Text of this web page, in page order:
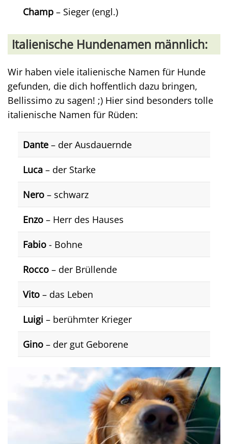
Champ – Sieger (engl.)
Italienische Hundenamen männlich:
Wir haben viele italienische Namen für Hunde
gefunden, die dich hoffentlich dazu bringen,
Bellissimo zu sagen! ;) Hier sind besonders tolle
italienische Namen für Rüden:
Dante – der Ausdauernde
Luca – der Starke
Nero – schwarz
Enzo – Herr des Hauses
Fabio - Bohne
Rocco – der Brüllende
Vito – das Leben
Luigi – berühmter Krieger
Gino – der gut Geborene